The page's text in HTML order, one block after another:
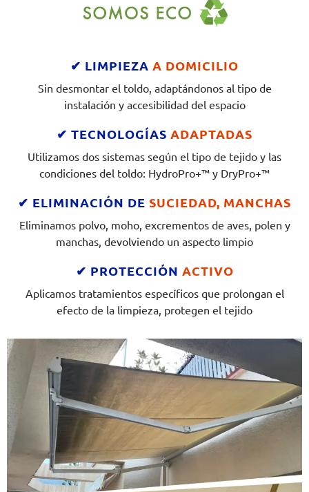
✔ LIMPIEZA A DOMICILIO
Sin desmontar el toldo, adaptándonos al tipo de
instalación y accesibilidad del espacio
✔ TECNOLOGÍAS ADAPTADAS
Utilizamos dos sistemas según el tipo de tejido y las
condiciones del toldo: HydroPro+™ y DryPro+™
✔ ELIMINACIÓN DE SUCIEDAD, MANCHAS
Eliminamos polvo, moho, excrementos de aves, polen y
manchas, devolviendo un aspecto limpio
✔ PROTECCIÓN ACTIVO
Aplicamos tratamientos específicos que prolongan el
efecto de la limpieza, protegen el tejido